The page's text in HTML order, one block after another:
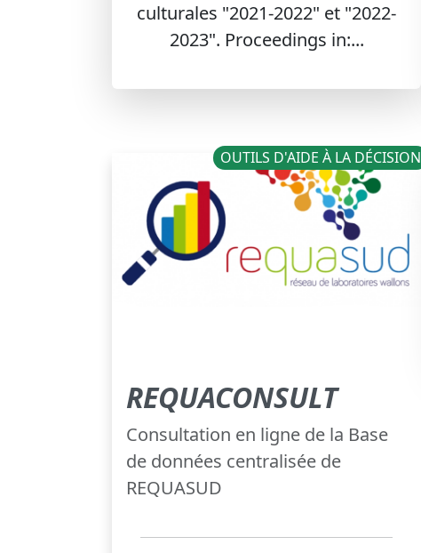
culturales "2021-2022" et "2022-
2023". Proceedings in:...
OUTILS D'AIDE À LA DÉCISION
REQUACONSULT
Consultation en ligne de la Base
de données centralisée de
REQUASUD